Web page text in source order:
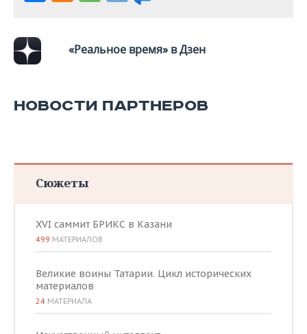
ВОДНЫЕ ВИДЫ СПОРТА
ОБРАЗОВАНИЕ«Реальное время» в Дзен
НОВОСТИ ПАРТНЕРОВ
Сюжеты
XVI саммит БРИКС в Казани
499 МАТЕРИАЛОВ
Великие воины Татарии. Цикл исторических
материалов
24 МАТЕРИАЛА